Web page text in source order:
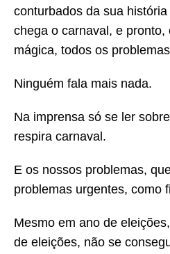
conturbados da sua
chega o carnaval, e
mágica, todos os
Ninguém fala mais nada.
Na imprensa só se ler
respira carnaval.
E os nossos problemas,
problemas urgentes, como
Mesmo em ano de
de eleições, não se